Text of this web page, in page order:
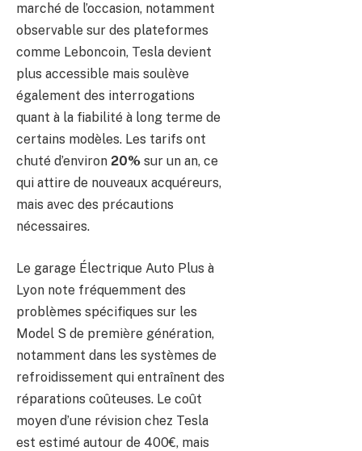
marché de l’occasion, notamment
observable sur des plateformes
comme Leboncoin, Tesla devient
plus accessible mais soulève
également des interrogations
quant à la fiabilité à long terme de
certains modèles. Les tarifs ont
chuté d’environ 20% sur un an, ce
qui attire de nouveaux acquéreurs,
mais avec des précautions
nécessaires.
Le garage Électrique Auto Plus à
Lyon note fréquemment des
problèmes spécifiques sur les
Model S de première génération,
notamment dans les systèmes de
refroidissement qui entraînent des
réparations coûteuses. Le coût
moyen d’une révision chez Tesla
est estimé autour de 400€, mais